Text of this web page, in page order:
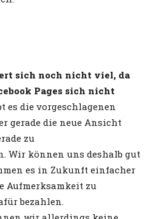
sich noch nicht viel, da
Pages sich nicht
es die vorgeschlagenen
gerade die neue Ansicht
zu
Wir können uns deshalb gut
es in Zukunft einfacher
Aufmerksamkeit zu
bezahlen.